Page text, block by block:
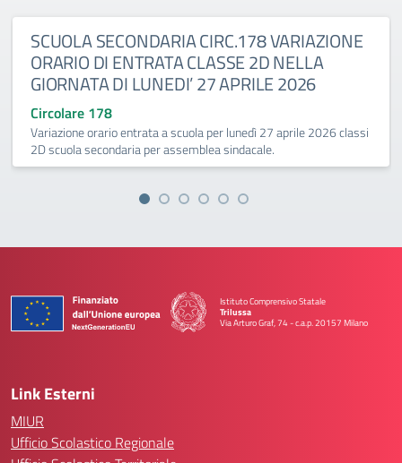
SCUOLA SECONDARIA CIRC.178 VARIAZIONE
ORARIO DI ENTRATA CLASSE 2D NELLA
GIORNATA DI LUNEDI’ 27 APRILE 2026
Circolare 178
Variazione orario entrata a scuola per lunedì 27 aprile 2026 classi
2D scuola secondaria per assemblea sindacale.
Istituto Comprensivo Statale
Trilussa
Via Arturo Graf, 74 - c.a.p. 20157 Milano
— Visita la pagina iniziale della scuola
Link Esterni
MIUR
Ufficio Scolastico Regionale